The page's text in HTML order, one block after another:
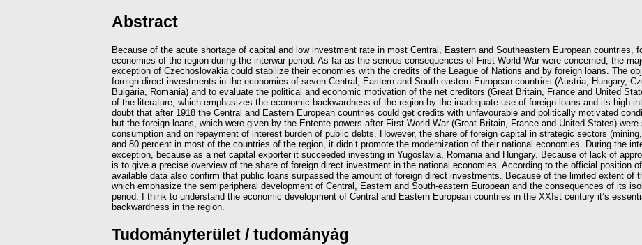
Abstract
Because of the acute shortage of capital and low investment rate in most Central, Eastern and Southeastern European countries,
economies of the region during the interwar period. As far as the serious consequences of First World War were concerned, the
exception of Czechoslovakia could stabilize their economies with the credits of the League of Nations and by foreign loans. The
foreign direct investments in the economies of seven Central, Eastern and South-eastern European countries (Austria, Hungary,
Bulgaria, Romania) and to evaluate the political and economic motivation of the net creditors (Great Britain, France and United
of the literature, which emphasizes the economic backwardness of the region by the inadequate use of foreign loans and its high
doubt that after 1918 the Central and Eastern European countries could get credits with unfavourable and politically motivated
but the foreign loans, which were given by the Entente powers after First World War (Great Britain, France and United States)
consumption and on repayment of interest burden of public debts. However, the share of foreign capital in strategic sectors
and 80 percent in most of the countries of the region, it didn’t promote the modernization of their national economies. During the
exception, because as a net capital exporter it succeeded investing in Yugoslavia, Romania and Hungary. Because of lack of
is to give a precise overview of the share of foreign direct investment in the national economies. According to the official position
available data also confirm that public loans surpassed the amount of foreign direct investments. Because of the limited extent of
which emphasize the semiperipheral development of Central, Eastern and South-eastern European and the consequences of its
period. I think to understand the economic development of Central and Eastern European countries in the XXIst century it’s
backwardness in the region.
Tudományterület / tudományág